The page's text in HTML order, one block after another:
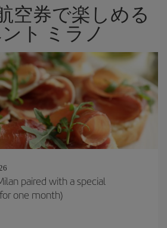
空券で楽しめる
ト ミラノ
paired with a special
one month)